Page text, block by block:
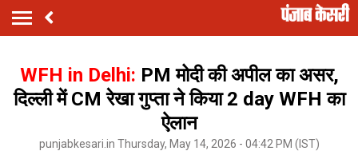
WFH in Delhi: PM मोदी की अपील का असर,
दिल्ली में CM रेखा गुप्ता ने किया 2 day WFH का
ऐलान
punjabkesari.in Thursday, May 14, 2026 - 04:42 PM (IST)